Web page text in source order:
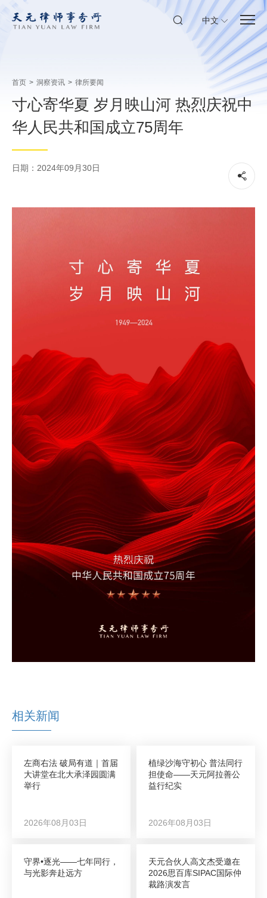
中文
首页 > 洞察资讯 > 律所要闻
寸心寄华夏 岁月映山河 热烈庆祝中
华人民共和国成立75周年
日期：2024年09月30日
相关新闻
左商右法 破局有道｜首届
大讲堂在北大承泽园圆满
举行
2026年08月03日
植绿沙海守初心 普法同行
担使命——天元阿拉善公
益行纪实
2026年08月03日
守界•逐光——七年同行，
与光影奔赴远方
天元合伙人高文杰受邀在
2026思百库SIPAC国际仲
裁路演发言